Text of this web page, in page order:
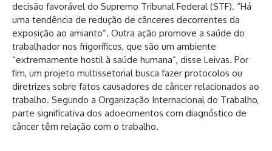
decisão favorável do Supremo Tribunal Federal (STF). “Há
uma tendência de redução de cânceres decorrentes da
exposição ao amianto”. Outra ação promove a saúde do
trabalhador nos frigoríficos, que são um ambiente
“extremamente hostil à saúde humana”, disse Leivas. Por
fim, um projeto multissetorial busca fazer protocolos ou
diretrizes sobre fatos causadores de câncer relacionados ao
trabalho. Segundo a Organização Internacional do Trabalho,
parte significativa dos adoecimentos com diagnóstico de
câncer têm relação com o trabalho.